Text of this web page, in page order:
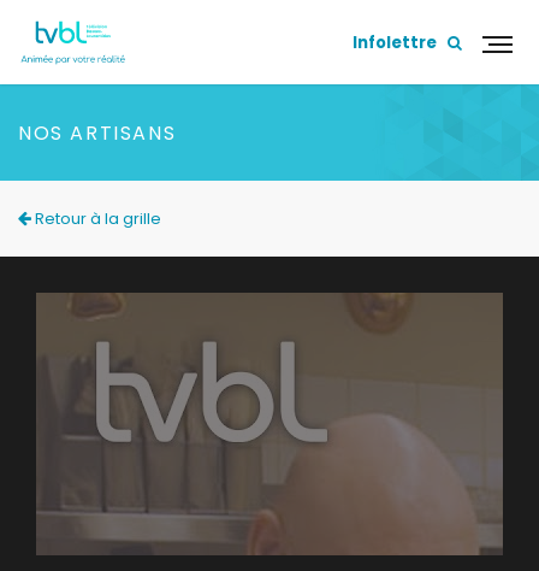
Infolettre
NOS ARTISANS
Retour à la grille